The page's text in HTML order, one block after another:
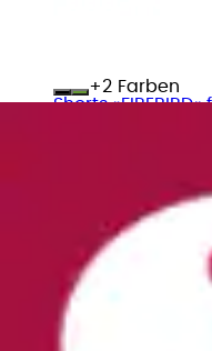
+
Farben
Shorts